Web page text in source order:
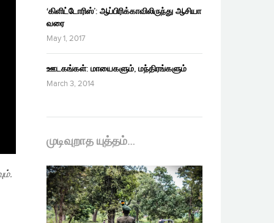
‘கிளிட்டோரிஸ்’: ஆப்பிரிக்காவிலிருந்து ஆசியா
வரை
May 1, 2017
ஊடகங்கள்: மாயைகளும், மந்திரங்களும்
March 3, 2014
முடிவுறாத யுத்தம்…